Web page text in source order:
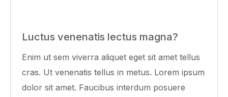
Luctus venenatis lectus magna?
Enim ut sem viverra aliquet eget sit amet tellus
cras. Ut venenatis tellus in metus. Lorem ipsum
dolor sit amet. Faucibus interdum posuere